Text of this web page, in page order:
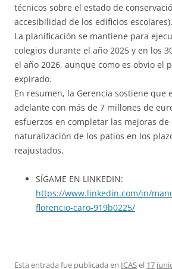
técnicos sobre el estado de
accesibilidad de los edificios escolares).
La planificación se mantiene para
colegios durante el año 2025 y en los
el año 2026, aunque como es obvio el
expirado.
En resumen, la Gerencia sostiene que
adelante con más de 7 millones de
esfuerzos en completar las mejoras de
naturalización de los patios en los
reajustados.
SÍGAME EN LINKEDIN:
https://www.linkedin.com/in/
florencio-caro-919b0225/
Esta entrada fue publicada en ICASel 17